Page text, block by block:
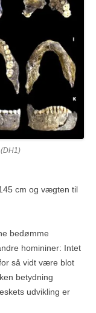
cm og vægten til
bedømme
homininer: Intet
så vidt være blot
betydning
udvikling er